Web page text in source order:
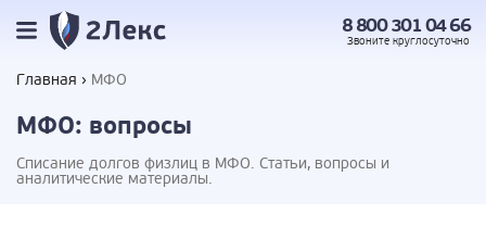
8 800 301 04 66
Звоните круглосуточно
Главная МФО
МФО: вопросы
Списание долгов физлиц в МФО. Статьи, вопросы и
аналитические материалы.